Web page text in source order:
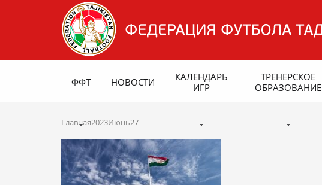
ФФТ НОВОСТИ
КАЛЕНДАРЬ
ИГР
ТРЕНЕРСКОЕ
ОБРАЗОВАНИЕ
Главная2023Июнь27